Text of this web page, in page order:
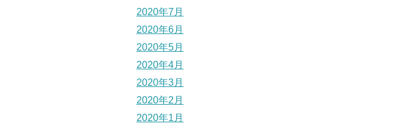
2020年7月
2020年6月
2020年5月
2020年4月
2020年3月
2020年2月
2020年1月